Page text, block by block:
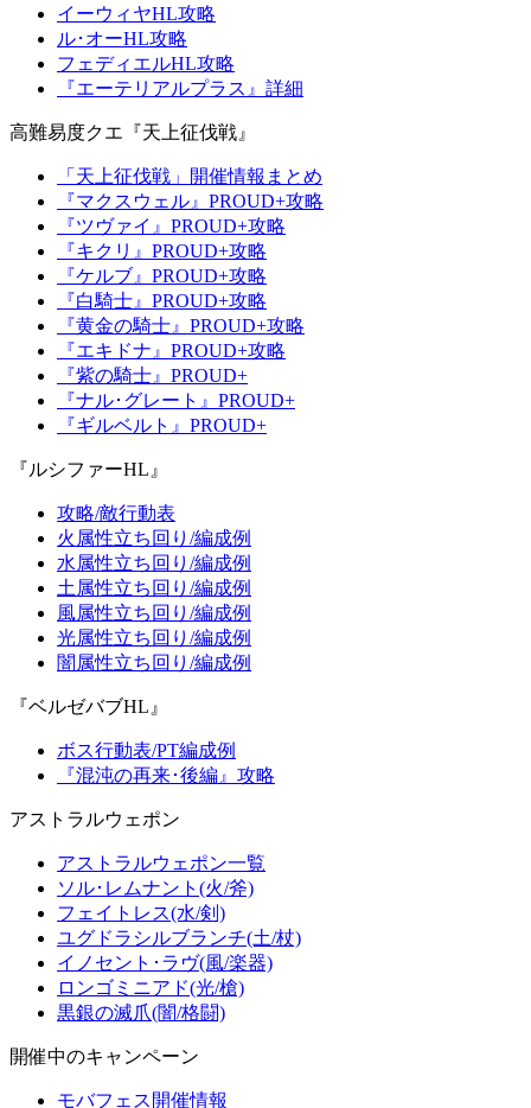
イーウィヤHL攻略
ル･オーHL攻略
フェディエルHL攻略
『エーテリアルプラス』詳細
高難易度クエ『天上征伐戦』
「天上征伐戦」開催情報まとめ
『マクスウェル』PROUD+攻略
『ツヴァイ』PROUD+攻略
『キクリ』PROUD+攻略
『ケルブ』PROUD+攻略
『白騎士』PROUD+攻略
『黄金の騎士』PROUD+攻略
『エキドナ』PROUD+攻略
『紫の騎士』PROUD+
『ナル･グレート』PROUD+
『ギルベルト』PROUD+
『ルシファーHL』
攻略/敵行動表
火属性立ち回り/編成例
水属性立ち回り/編成例
土属性立ち回り/編成例
風属性立ち回り/編成例
光属性立ち回り/編成例
闇属性立ち回り/編成例
『ベルゼバブHL』
ボス行動表/PT編成例
『混沌の再来･後編』攻略
アストラルウェポン
アストラルウェポン一覧
ソル･レムナント(火/斧)
フェイトレス(水/剣)
ユグドラシルブランチ(土/杖)
イノセント･ラヴ(風/楽器)
ロンゴミニアド(光/槍)
黒銀の滅爪(闇/格闘)
開催中のキャンペーン
モバフェス開催情報